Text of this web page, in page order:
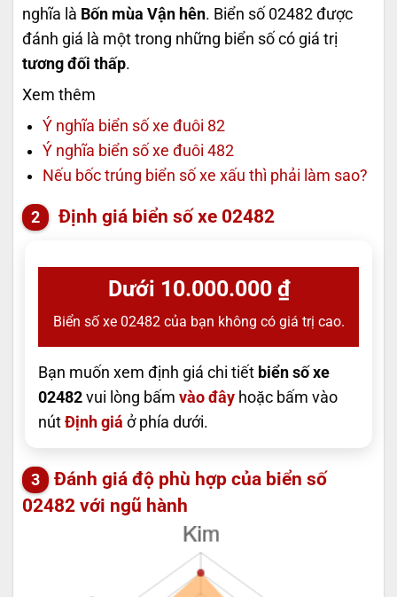
nghĩa là Bốn mùa Vận hên. Biển số 02482 được
đánh giá là một trong những biển số có giá trị
tương đối thấp.
Xem thêm
Ý nghĩa biển số xe đuôi 82
Ý nghĩa biển số xe đuôi 482
Nếu bốc trúng biển số xe xấu thì phải làm sao?
Định giá biển số xe 02482
Dưới 10.000.000 ₫
Biển số xe 02482 của bạn không có giá trị cao.
Bạn muốn xem định giá chi tiết biển số xe
02482 vui lòng bấm vào đây hoặc bấm vào
nút Định giá ở phía dưới.
Đánh giá độ phù hợp của biển số
02482 với ngũ hành